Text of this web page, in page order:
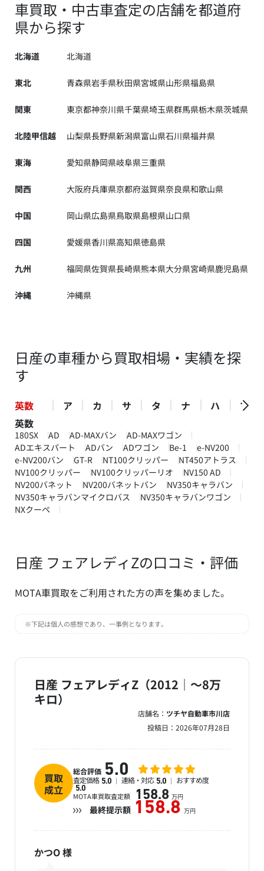
車買取・中古車査定の店舗を都道府
県から探す
北海道 北海道
東北 青森県岩手県秋田県宮城県山形県福島県
関東 東京都神奈川県千葉県埼玉県群馬県栃木県茨城県
北陸甲信越 山梨県長野県新潟県富山県石川県福井県
東海 愛知県静岡県岐阜県三重県
関西 大阪府兵庫県京都府滋賀県奈良県和歌山県
中国 岡山県広島県鳥取県島根県山口県
四国 愛媛県香川県高知県徳島県
九州 福岡県佐賀県長崎県熊本県大分県宮崎県鹿児島県
沖縄 沖縄県
日産の車種から買取相場・実績を探
す
英数 ア カ サ タ ナ ハ
マ
英数
180SX AD AD-MAXバン
AD-MAXワゴン
ADエキスパート
ADバン ADワゴン Be-1
e-NV200
e-NV200バン
GT-R NT100クリッパー
NT450アトラス
NV100クリッパー
NV100クリッパーリオ
NV150 AD
NV200バネット
NV200バネットバン
NV350キャラバン
NV350キャラバンマイクロバス
NV350キャラバンワゴン
NXクーペ
日産 フェアレディZの口コミ・評価
MOTA車買取をご利用された方の声を集めました。
※下記は個人の感想であり、一事例となります。
日産 フェアレディZ（2012｜～8万
キロ）
店舗名： ツチヤ自動車市川店
投稿日： 2026年07月28日
買取
成立
総合評価 5.0
査定価格 5.0 連絡・対応 5.0 おすすめ度
5.0
MOTA車買取査定額 158.8 万円
最終提示額 158.8 万円
かつO様